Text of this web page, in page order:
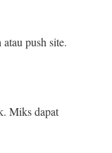
push site.
Miks dapat